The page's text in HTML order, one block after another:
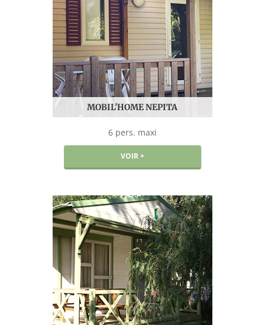
MOBIL'HOME NEPITA
6 pers. maxi
VOIR +